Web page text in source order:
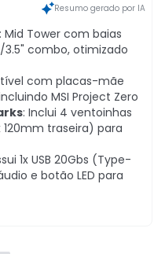
Resumo gerado por IA
: Mid Tower com baias
3.5" combo, otimizado
com placas-mãe
MSI Project Zero
: Inclui 4 ventoinhas
120mm traseira) para
1x USB 20Gbs (Type-
e botão LED para